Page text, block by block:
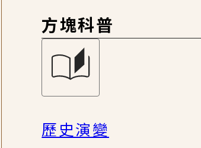
方塊科普
歷史演變